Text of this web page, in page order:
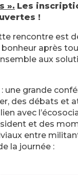
». Les
!
rencontre est
après
aux
une grande
des débats et
avec
et des
entre
la journée :